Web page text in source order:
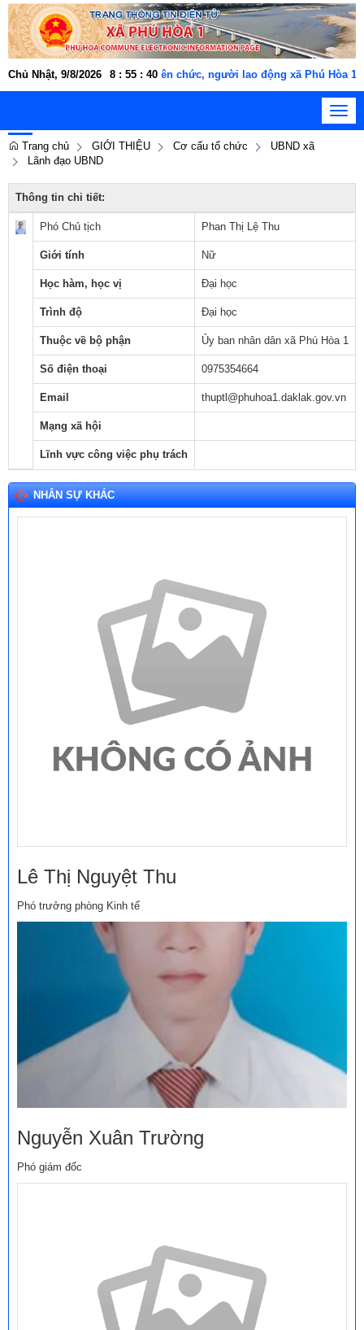
Chủ Nhật, 9/8/2026 8 : 55 : 41
Cán bộ, công chức, viên chức, người lao động xã Phú Hòa 1 "THÂN
Trang chủ
GIỚI THIỆU Cơ cấu tổ chức
UBND xã
Lãnh đạo UBND
Thông tin chi tiết:
Phó Chủ tịch Phan Thị Lệ Thu
Giới tính Nữ
Học hàm, học vị Đại học
Trình độ Đại học
Thuộc về bộ phận Ủy ban nhân dân xã Phú Hòa 1
Số điện thoại 0975354664
Email thuptl@phuhoa1.daklak.gov.vn
Mạng xã hội
Lĩnh vực công việc phụ trách
NHÂN SỰ KHÁC
Lê Thị Nguyệt Thu
Phó trưởng phòng Kinh tế
Nguyễn Xuân Trường
Phó giám đốc